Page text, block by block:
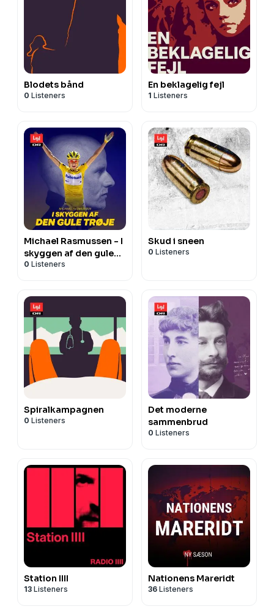
Blodets bånd
0 Listeners
En beklagelig fejl
1 Listeners
Michael Rasmussen - I
skyggen af den gule
trøje
0 Listeners
Skud i sneen
0 Listeners
Spiralkampagnen
0 Listeners
Det moderne
sammenbrud
0 Listeners
Station IIII
13 Listeners
Nationens Mareridt
36 Listeners